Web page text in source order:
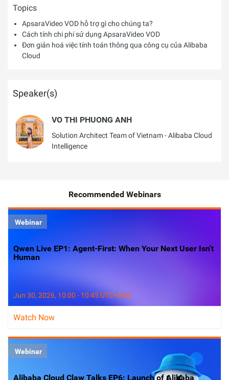
Topics
ApsaraVideo VOD hỗ trợ gì cho chúng ta?
Cách tính chi phí sử dụng ApsaraVideo VOD
Đơn giản hoá việc tính toán thông qua công cụ của Alibaba
Cloud
Speaker(s)
VO THI PHUONG ANH
Solution Architect Team of Vietnam - Alibaba Cloud
Intelligence
Recommended Webinars
Webinar
Qwen Live EP1: Agent-First: When Your Next User Isn't
Human
Jun 30, 2026, 10:00 - 10:45 UTC+8:00
Watch Now
Webinar
Alibaba Cloud Claw Talks EP6: Launch of Alibaba